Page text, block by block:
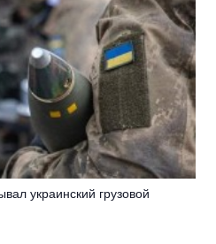
украинский грузовой